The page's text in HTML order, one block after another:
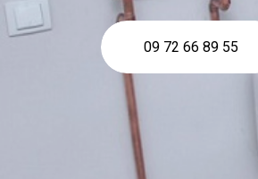
09 72 66 89 55